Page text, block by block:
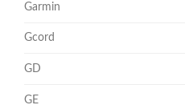
Garmin
Gcord
GD
GE